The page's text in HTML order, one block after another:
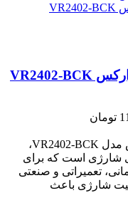
کیت شارژی براشلس دو عددی ویوارکس مدل VR2402-BCK،
شارژی است که برای
تعمیراتی و صنعتی
شارژی باعث